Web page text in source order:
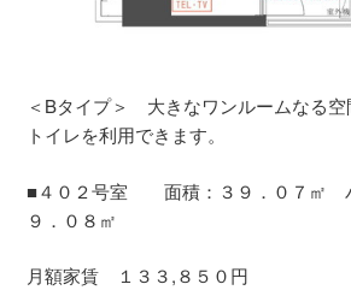
＜Bタイプ＞ 大きなワンルームなる
トイレを利用できます。
■４０２号室 面積：３９．０７㎡
９．０８㎡
月額家賃 １３３,８５０円